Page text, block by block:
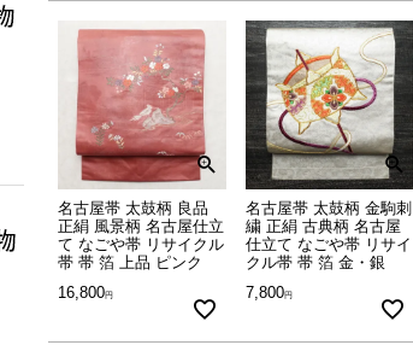
名古屋帯 太鼓柄 良品
正絹 風景柄 名古屋仕立
て なごや帯 リサイクル
帯 帯 箔 上品 ピンク
16,800
名古屋帯 太鼓柄 金駒刺
繍 正絹 古典柄 名古屋
仕立て なごや帯 リサイ
クル帯 帯 箔 金・銀
7,800